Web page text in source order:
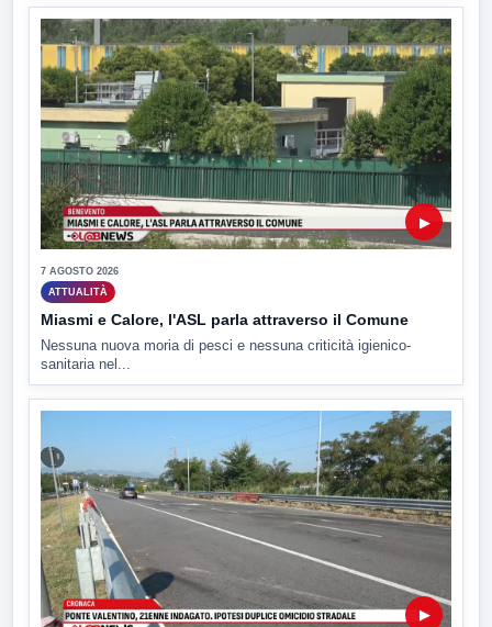
▶
7 AGOSTO 2026
ATTUALITÀ
Miasmi e Calore, l'ASL parla attraverso il Comune
Nessuna nuova moria di pesci e nessuna criticità igienico-
sanitaria nel...
▶